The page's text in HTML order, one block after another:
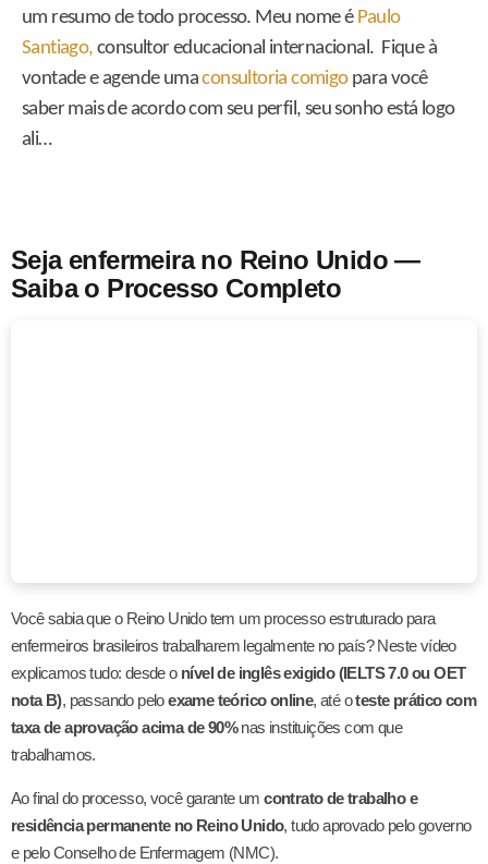
um resumo de todo processo. Meu nome é Paulo
Santiago, consultor educacional internacional. Fique à
vontade e agende umaconsultoria comigopara você
saber mais de acordo com seu perfil, seu sonho está logo
ali…
Seja enfermeira no Reino Unido —
Saiba o Processo Completo
Você sabia que o Reino Unido tem um processo estruturado para
enfermeiros brasileiros trabalharem legalmente no país? Neste vídeo
explicamos tudo: desde o nível de inglês exigido (IELTS 7.0 ou OET
nota B), passando peloexame teórico online, até oteste prático com
taxa de aprovação acima de 90%nas instituições com que
trabalhamos.
Ao final do processo, você garante umcontrato de trabalho e
residência permanente no Reino Unido, tudo aprovado pelo governo
e pelo Conselho de Enfermagem (NMC).